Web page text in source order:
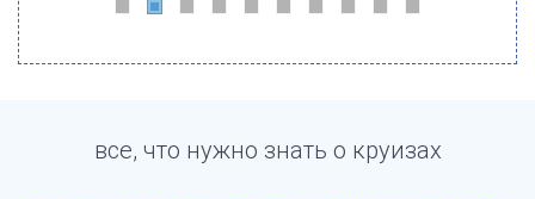
все, что нужно знать о круизах